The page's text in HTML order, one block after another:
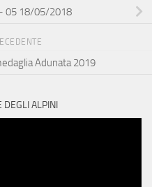
05 18/05/2018
Adunata 2019
DEGLI ALPINI